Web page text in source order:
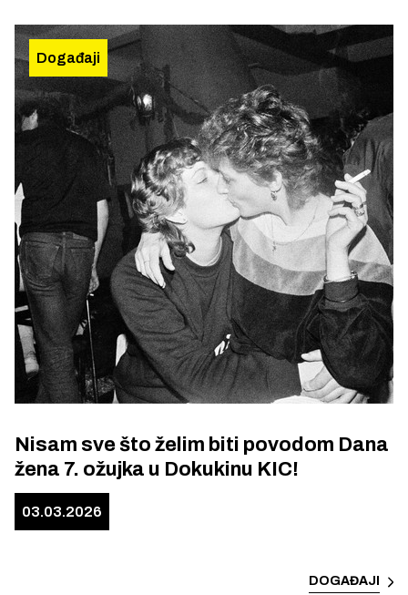
Događaji
Nisam sve što želim biti povodom Dana
žena 7. ožujka u Dokukinu KIC!
03.03.2026
DOGAĐAJI